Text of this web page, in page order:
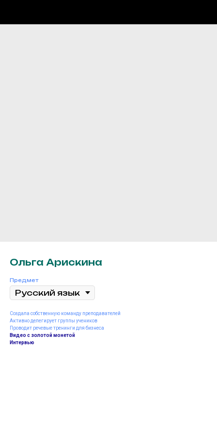
Ольга Арискина
Предмет
Создала собственную команду преподавателей
Активно делегирует группы учеников
Проводит речевые тренинги для бизнеса
Видео с золотой монетой
Интервью